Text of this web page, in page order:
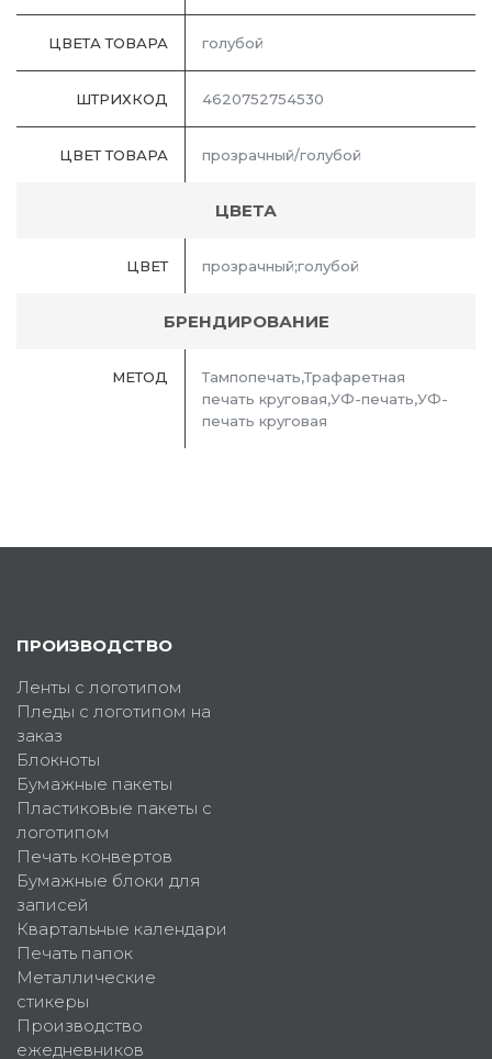
ЦВЕТА ТОВАРА голубой
ШТРИХКОД 4620752754530
ЦВЕТ ТОВАРА прозрачный/голубой
ЦВЕТА
ЦВЕТ прозрачный;голубой
БРЕНДИРОВАНИЕ
МЕТОД
Тампопечать,Трафаретная
печать круговая,УФ-печать,УФ-
печать круговая
ПРОИЗВОДСТВО
Ленты с логотипом
Пледы с логотипом на
заказ
Блокноты
Бумажные пакеты
Пластиковые пакеты с
логотипом
Печать конвертов
Бумажные блоки для
записей
Квартальные календари
Печать папок
Металлические
стикеры
Производство
ежедневников